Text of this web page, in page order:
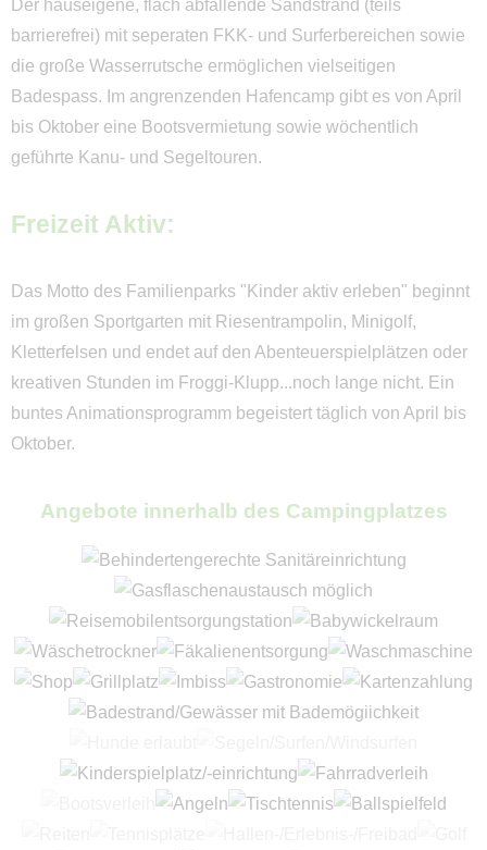
Der hauseigene, flach abfallende Sandstrand (teils
barrierefrei) mit seperaten FKK- und Surferbereichen sowie
die große Wasserrutsche ermöglichen vielseitigen
Badespass. Im angrenzenden Hafencamp gibt es von April
bis Oktober eine Bootsvermietung sowie wöchentlich
geführte Kanu- und Segeltouren.
Freizeit Aktiv:
Das Motto des Familienparks "Kinder aktiv erleben" beginnt
im großen Sportgarten mit Riesentrampolin, Minigolf,
Kletterfelsen und endet auf den Abenteuerspielplätzen oder
kreativen Stunden im Froggi-Klupp...noch lange nicht. Ein
buntes Animationsprogramm begeistert täglich von April bis
Oktober.
Angebote innerhalb des Campingplatzes